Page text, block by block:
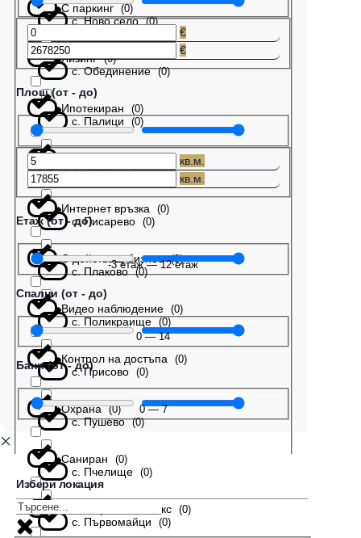
с. Ново село (0)
с. Обединение (0)
с. Палици (0)
с. Патреш (0)
с. Писарево (0)
с. Плаково (0)
с. Поликраище (0)
с. Присово (0)
с. Пушево (0)
с. Пчелище (0)
с. Първомайци (0)
С паркинг (0)
Лизинг (0)
Ипотекиран (0)
Интернет връзка (0)
С действащ бизнес (0)
Видео наблюдение (0)
Контрол на достъпа (0)
Охрана (0)
Саниран (0)
В затворен комплекс (0)
€
€
Площ (от - до)
кв.м.
кв.м.
Етаж (от - до)
-3етаж—12етаж
Спални (от - до)
0—14
Бани (от - до)
0—7
Избери локация